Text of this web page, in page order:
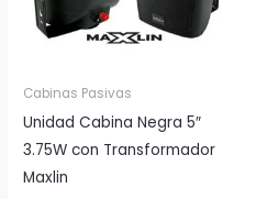
Cabinas Pasivas
Unidad Cabina Negra 5″
3.75W con Transformador
Maxlin